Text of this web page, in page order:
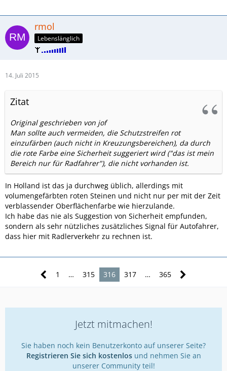
rmol
Lebenslänglich
14. Juli 2015
Zitat
Original geschrieben von jof
Man sollte auch vermeiden, die Schutzstreifen rot
einzufärben (auch nicht in Kreuzungsbereichen), da durch
die rote Farbe eine Sicherheit suggeriert wird ("das ist mein
Bereich nur für Radfahrer"), die nicht vorhanden ist.
In Holland ist das ja durchweg üblich, allerdings mit
volumengefärbten roten Steinen und nicht nur per mit der Zeit
verblassender Oberflächenfarbe wie hierzulande.
Ich habe das nie als Suggestion von Sicherheit empfunden,
sondern als sehr nützliches zusätzliches Signal für Autofahrer,
dass hier mit Radlerverkehr zu rechnen ist.
1 … 315 316 317 … 365
Jetzt mitmachen!
Sie haben noch kein Benutzerkonto auf unserer Seite?
Registrieren Sie sich kostenlosund nehmen Sie an
unserer Community teil!